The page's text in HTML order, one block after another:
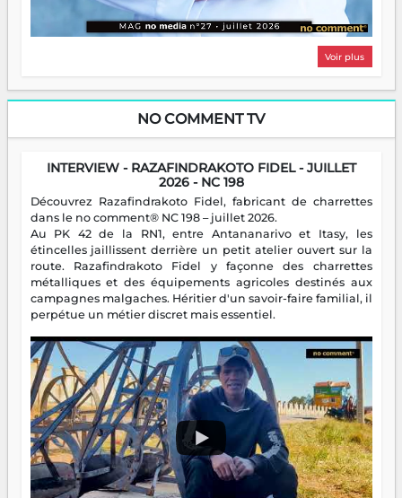
Voir plus
NO COMMENT TV
INTERVIEW - RAZAFINDRAKOTO FIDEL - JUILLET
2026 - NC 198
Découvrez Razafindrakoto Fidel, fabricant de charrettes
dans le no comment® NC 198 – juillet 2026.
Au PK 42 de la RN1, entre Antananarivo et Itasy, les
étincelles jaillissent derrière un petit atelier ouvert sur la
route. Razafindrakoto Fidel y façonne des charrettes
métalliques et des équipements agricoles destinés aux
campagnes malgaches. Héritier d'un savoir-faire familial, il
perpétue un métier discret mais essentiel.